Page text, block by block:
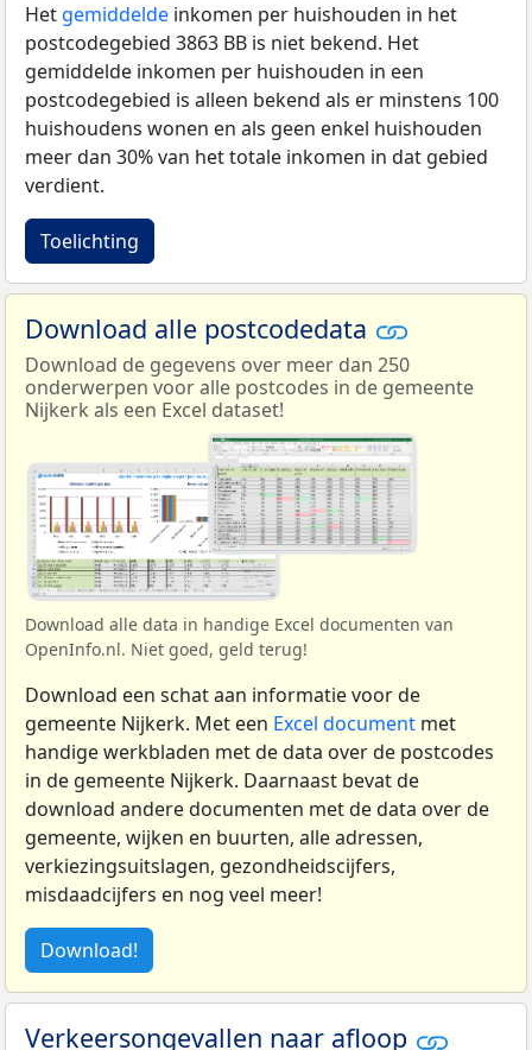
Het gemiddelde inkomen per huishouden in het
postcodegebied 3863 BB is niet bekend. Het
gemiddelde inkomen per huishouden in een
postcodegebied is alleen bekend als er minstens 100
huishoudens wonen en als geen enkel huishouden
meer dan 30% van het totale inkomen in dat gebied
verdient.
Toelichting
Download alle postcodedata
Download de gegevens over meer dan 250
onderwerpen voor alle postcodes in de gemeente
Nijkerk als een Excel dataset!
Download alle data in handige Excel documenten van
OpenInfo.nl. Niet goed, geld terug!
Download een schat aan informatie voor de
gemeente Nijkerk. Met een Excel document met
handige werkbladen met de data over de postcodes
in de gemeente Nijkerk. Daarnaast bevat de
download andere documenten met de data over de
gemeente, wijken en buurten, alle adressen,
verkiezingsuitslagen, gezondheidscijfers,
misdaadcijfers en nog veel meer!
Download!
Verkeersongevallen naar afloop